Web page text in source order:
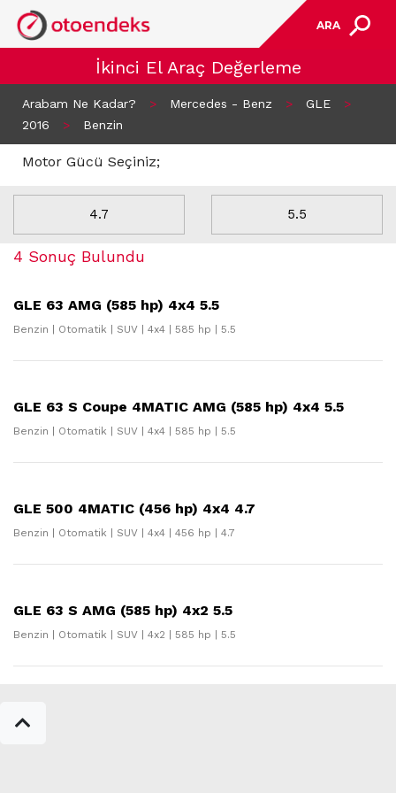
ARA
İkinci El Araç Değerleme
Arabam Ne Kadar? > Mercedes - Benz > GLE
>
2016
> Benzin
Motor Gücü Seçiniz;
4.7 5.5
4 Sonuç Bulundu
GLE 63 AMG (585 hp) 4x4 5.5
Benzin | Otomatik | SUV | 4x4 | 585 hp | 5.5
GLE 63 S Coupe 4MATIC AMG (585 hp) 4x4 5.5
Benzin | Otomatik | SUV | 4x4 | 585 hp | 5.5
GLE 500 4MATIC (456 hp) 4x4 4.7
Benzin | Otomatik | SUV | 4x4 | 456 hp | 4.7
GLE 63 S AMG (585 hp) 4x2 5.5
Benzin | Otomatik | SUV | 4x2 | 585 hp | 5.5